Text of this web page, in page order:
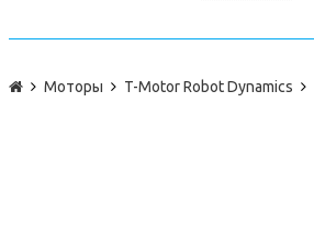
Моторы T-Motor Robot Dynamics